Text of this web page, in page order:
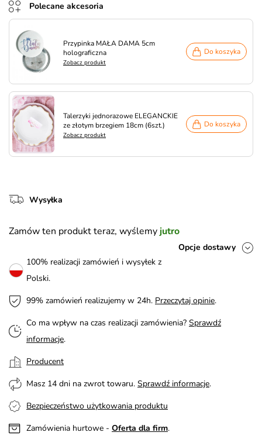
Polecane akcesoria
Przypinka MAŁA DAMA 5cm
holograficzna
Zobacz produkt
Do koszyka
Talerzyki jednorazowe ELEGANCKIE
ze złotym brzegiem 18cm (6szt.)
Zobacz produkt
Do koszyka
Wysyłka
Zamów ten produkt teraz, wyślemy jutro
Opcje dostawy
100% realizacji zamówień i wysyłek z
Polski.
99% zamówień realizujemy w 24h. Przeczytaj opinie.
Co ma wpływ na czas realizacji zamówienia? Sprawdź
informacje.
Producent
Masz 14 dni na zwrot towaru. Sprawdź informacje.
Bezpieczeństwo użytkowania produktu
Zamówienia hurtowe - Oferta dla firm.